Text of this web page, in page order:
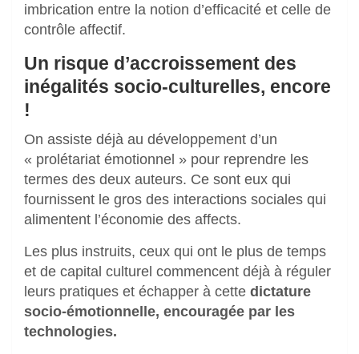
imbrication entre la notion d’efficacité et celle de
contrôle affectif.
Un risque d’accroissement des
inégalités socio-culturelles, encore
!
On assiste déjà au développement d’un
« prolétariat émotionnel » pour reprendre les
termes des deux auteurs. Ce sont eux qui
fournissent le gros des interactions sociales qui
alimentent l’économie des affects.
Les plus instruits, ceux qui ont le plus de temps
et de capital culturel commencent déjà à réguler
leurs pratiques et échapper à cette dictature
socio-émotionnelle, encouragée par les
technologies.